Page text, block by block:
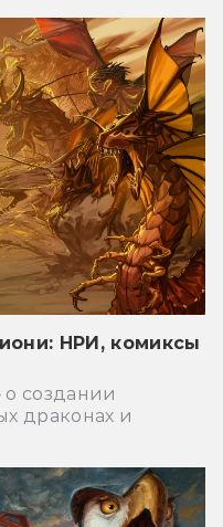
НРИ, комиксы
создании
драконах и